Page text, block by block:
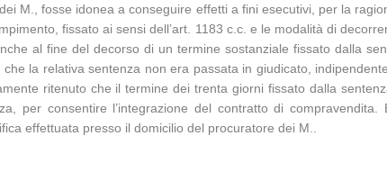
M., fosse idonea a conseguire effetti a fini esecutivi, per la
fissato ai sensi dell’art. 1183 c.c. e le modalità di
al fine del decorso di un termine sostanziale fissato dalla
la relativa sentenza non era passata in giudicato,
ritenuto che il termine dei trenta giorni fissato dalla
per consentire l’integrazione del contratto di
effettuata presso il domicilio del procuratore dei M..